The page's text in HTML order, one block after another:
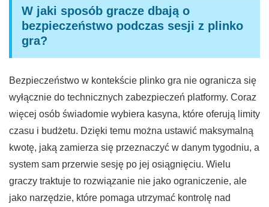
W jaki sposób gracze dbają o
bezpieczeństwo podczas sesji z plinko
gra?
Bezpieczeństwo w kontekście plinko gra nie ogranicza się
wyłącznie do technicznych zabezpieczeń platformy. Coraz
więcej osób świadomie wybiera kasyna, które oferują limity
czasu i budżetu. Dzięki temu można ustawić maksymalną
kwotę, jaką zamierza się przeznaczyć w danym tygodniu, a
system sam przerwie sesję po jej osiągnięciu. Wielu
graczy traktuje to rozwiązanie nie jako ograniczenie, ale
jako narzędzie, które pomaga utrzymać kontrolę nad